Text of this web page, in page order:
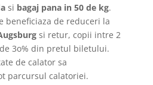
si bagaj pana in 50 de kg.
beneficiaza de reduceri la
si retur, copii intre 2
3o% din pretul biletului.
de calator sa
parcursul calatoriei.